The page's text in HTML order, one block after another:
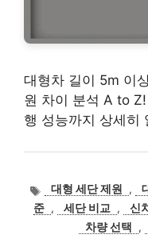
대형차 길이 5m 이
원 차이 분석 A to
행 성능까지 상세히
태대형 세단 제원 ,
준 , 세단 비교 , 신
차량 선택
,